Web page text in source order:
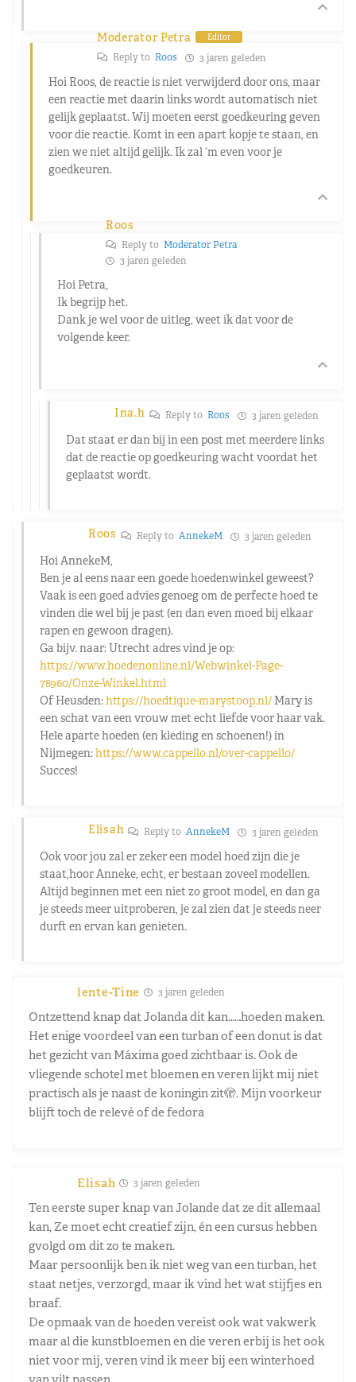
Moderator Petra Editor
Reply to Roos 3 jaren geleden
Hoi Roos, de reactie is niet verwijderd door ons, maar
een reactie met daarin links wordt automatisch niet
gelijk geplaatst. Wij moeten eerst goedkeuring geven
voor die reactie. Komt in een apart kopje te staan, en
zien we niet altijd gelijk. Ik zal ‘m even voor je
goedkeuren.
Roos
Reply to Moderator Petra
3 jaren geleden
Hoi Petra,
Ik begrijp het.
Dank je wel voor de uitleg, weet ik dat voor de
volgende keer.
Ina.h Reply to Roos 3 jaren geleden
Dat staat er dan bij in een post met meerdere links
dat de reactie op goedkeuring wacht voordat het
geplaatst wordt.
Roos Reply to AnnekeM 3 jaren geleden
Hoi AnnekeM,
Ben je al eens naar een goede hoedenwinkel geweest?
Vaak is een goed advies genoeg om de perfecte hoed te
vinden die wel bij je past (en dan even moed bij elkaar
rapen en gewoon dragen).
Ga bijv. naar: Utrecht adres vind je op:
https://www.hoedenonline.nl/Webwinkel-Page-
78960/Onze-Winkel.html
Of Heusden:https://hoedtique-marystoop.nl/ Mary is
een schat van een vrouw met echt liefde voor haar vak.
Hele aparte hoeden (en kleding en schoenen!) in
Nijmegen:https://www.cappello.nl/over-cappello/
Succes!
Elisah Reply toAnnekeM 3 jaren geleden
Ook voor jou zal er zeker een model hoed zijn die je
staat,hoor Anneke, echt, er bestaan zoveel modellen.
Altijd beginnen met een niet zo groot model, en dan ga
je steeds meer uitproberen, je zal zien dat je steeds neer
durft en ervan kan genieten.
lente-Tine 3 jaren geleden
Ontzettend knap dat Jolanda dit kan……hoeden maken.
Het enige voordeel van een turban of een donut is dat
het gezicht van Máxima goed zichtbaar is. Ook de
vliegende schotel met bloemen en veren lijkt mij niet
practisch als je naast de koningin zit🫣. Mijn voorkeur
blijft toch de relevé of de fedora
Elisah 3 jaren geleden
Ten eerste super knap van Jolande dat ze dit allemaal
kan, Ze moet echt creatief zijn, én een cursus hebben
gvolgd om dit zo te maken.
Maar persoonlijk ben ik niet weg van een turban, het
staat netjes, verzorgd, maar ik vind het wat stijfjes en
braaf.
De opmaak van de hoeden vereist ook wat vakwerk
maar al die kunstbloemen en die veren erbij is het ook
niet voor mij, veren vind ik meer bij een winterhoed
van vilt passen .